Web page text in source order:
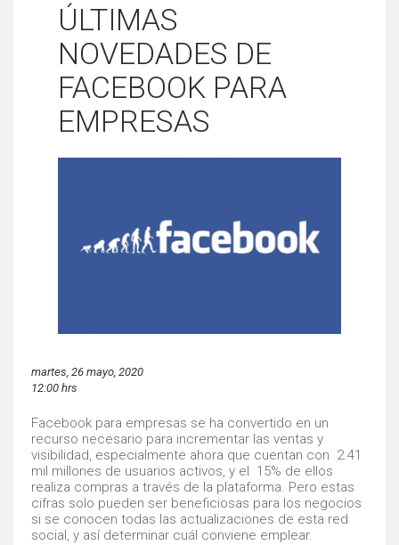
ÚLTIMAS
NOVEDADES DE
FACEBOOK PARA
EMPRESAS
martes, 26 mayo, 2020
12:00 hrs
Facebook para empresas se ha convertido en un
recurso necesario para incrementar las ventas y
visibilidad, especialmente ahora que cuentan con 2.41
mil millones de usuarios activos, y el 15% de ellos
realiza compras a través de la plataforma. Pero estas
cifras solo pueden ser beneficiosas para los negocios
si se conocen todas las actualizaciones de esta red
social, y así determinar cuál conviene emplear.